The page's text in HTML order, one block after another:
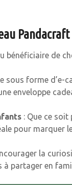
Pandacraft
bénéficiaire de
sous forme d’e-
enveloppe
: Que ce soit
pour marquer
la
partager en